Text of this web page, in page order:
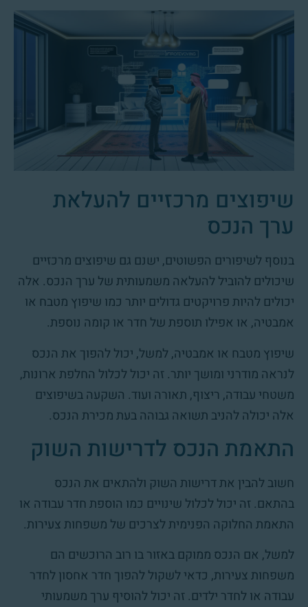
שיפוצים מרכזיים להעלאת
ערך הנכס
בנוסף לשיפורים הפשוטים, ישנם גם שיפוצים מרכזיים
שיכולים להוביל להעלאה משמעותית של ערך הנכס. אלה
יכולים להיות פרויקטים גדולים יותר כמו שיפוץ מטבח או
אמבטיה, או אפילו תוספת של חדר או קומה נוספת.
שיפוץ מטבח או אמבטיה, למשל, יכול להפוך את הנכס
לנראה מודרני ומושך יותר. זה יכול לכלול החלפת ארונות,
משטחי עבודה, ריצוף, תאורה ועוד. השקעה בשיפוצים
אלה יכולה להניב תשואה גבוהה בעת מכירת הנכס.
התאמת הנכס לדרישות השוק
חשוב להבין את דרישות השוק ולהתאים את הנכס
בהתאם. זה יכול לכלול שינויים כמו הוספת חדר עבודה או
התאמת החלוקה הפנימית לצרכים של משפחות צעירות.
למשל, אם הנכס ממוקם באזור בו רוב הרוכשים הם
משפחות צעירות, כדאי לשקול להפוך חדר אחסון לחדר
עבודה או לחדר ילדים. זה יכול להוסיף ערך משמעותי